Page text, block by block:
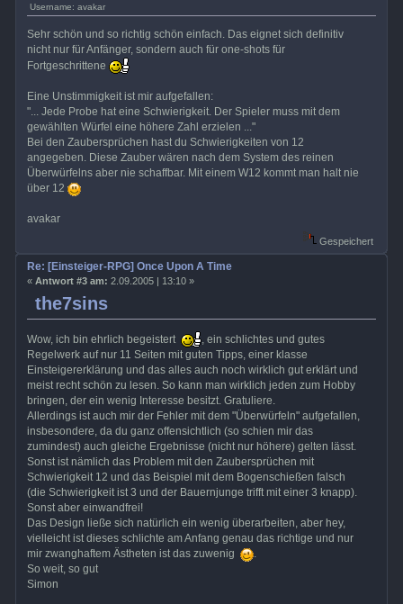
Username: avakar
Sehr schön und so richtig schön einfach. Das eignet sich definitiv
nicht nur für Anfänger, sondern auch für one-shots für
Fortgeschrittene
Eine Unstimmigkeit ist mir aufgefallen:
"... Jede Probe hat eine Schwierigkeit. Der Spieler muss mit dem
gewählten Würfel eine höhere Zahl erzielen ..."
Bei den Zaubersprüchen hast du Schwierigkeiten von 12
angegeben. Diese Zauber wären nach dem System des reinen
Überwürfelns aber nie schaffbar. Mit einem W12 kommt man halt nie
über 12
avakar
Gespeichert
the7sins
Re: [Einsteiger-RPG] Once Upon A Time
« Antwort #3 am: 2.09.2005 | 13:10 »
Wow, ich bin ehrlich begeistert
, ein schlichtes und gutes
Regelwerk auf nur 11 Seiten mit guten Tipps, einer klasse
Einsteigererklärung und das alles auch noch wirklich gut erklärt und
meist recht schön zu lesen. So kann man wirklich jeden zum Hobby
bringen, der ein wenig Interesse besitzt. Gratuliere.
Allerdings ist auch mir der Fehler mit dem "Überwürfeln" aufgefallen,
insbesondere, da du ganz offensichtlich (so schien mir das
zumindest) auch gleiche Ergebnisse (nicht nur höhere) gelten lässt.
Sonst ist nämlich das Problem mit den Zaubersprüchen mit
Schwierigkeit 12 und das Beispiel mit dem Bogenschießen falsch
(die Schwierigkeit ist 3 und der Bauernjunge trifft mit einer 3 knapp).
Sonst aber einwandfrei!
Das Design ließe sich natürlich ein wenig überarbeiten, aber hey,
vielleicht ist dieses schlichte am Anfang genau das richtige und nur
mir zwanghaftem Ästheten ist das zuwenig
.
So weit, so gut
Simon